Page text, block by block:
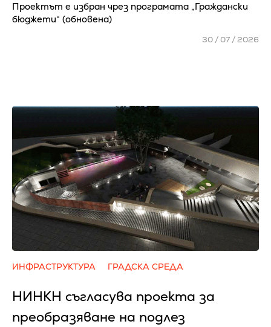
Проектът е избран чрез програмата „Граждански
бюджети“ (обновена)
30 / 07 / 2026
ИНФРАСТРУКТУРА ГРАДСКА СРЕДА
НИНКН съгласува проекта за
преобразяване на подлез